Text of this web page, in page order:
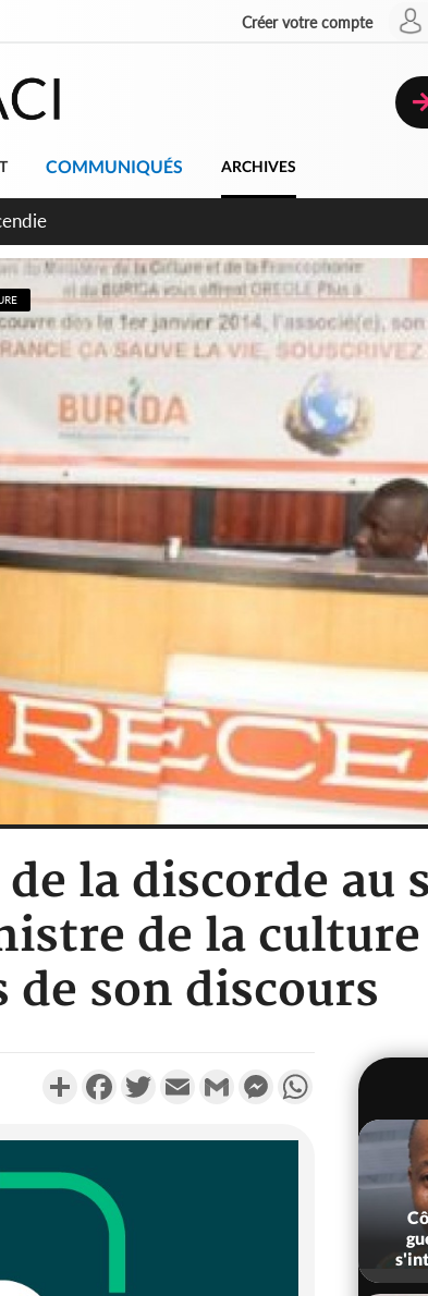
Créer votre compte
COMMUNIQUÉS ARCHIVES
en vaste campagne contre les produits
la discorde au
de la culture
son discours
PartagerFacebookTwitterEmail Gmail MessengerWhatsApp
Côte d'Ivoire : Man, deux
personnes périssent dans un